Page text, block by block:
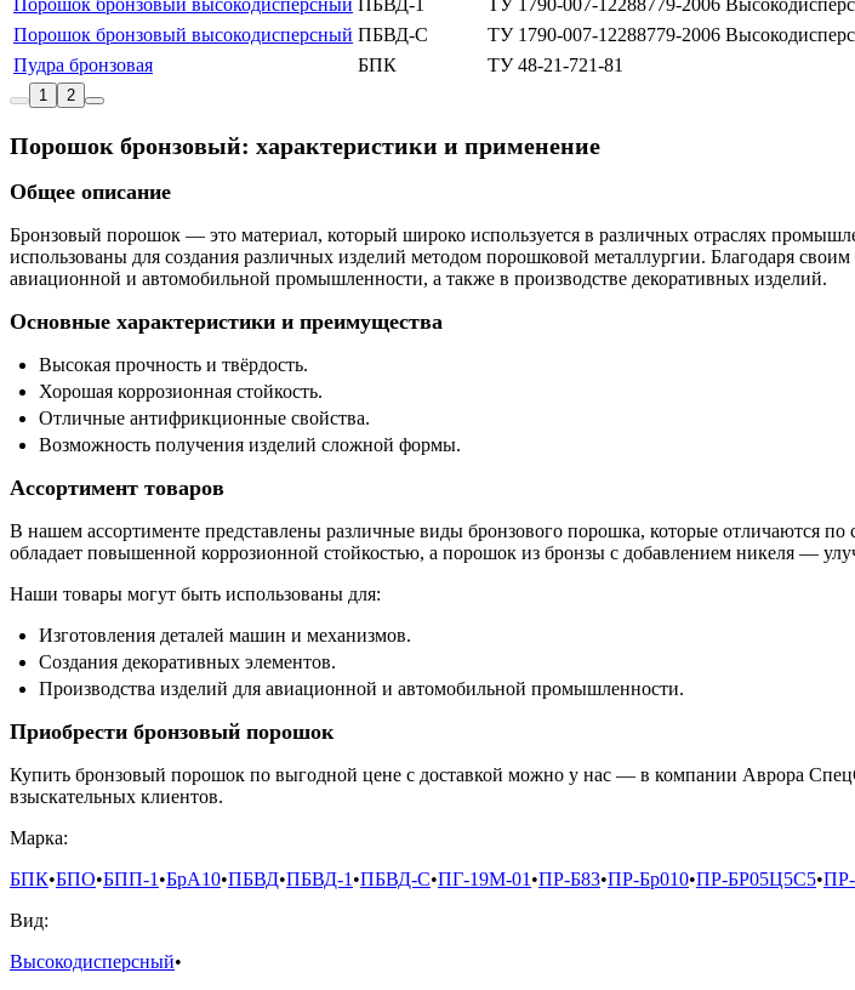
Порошок бронзовый высокодисперсный ПБВД-1 ТУ 1790-007-12288779-2006
Порошок бронзовый высокодисперсный ПБВД-С ТУ 1790-007-12288779-2006
Пудра бронзовая БПК ТУ 48-21-721-81
1
2
Порошок бронзовый: характеристики и применение
Общее описание
Бронзовый порошок — это материал, который широко используется в различных отраслях
использованы для создания различных изделий методом порошковой металлургии. Благодаря
авиационной и автомобильной промышленности, а также в производстве декоративных изделий.
Основные характеристики и преимущества
Высокая прочность и твёрдость.
Хорошая коррозионная стойкость.
Отличные антифрикционные свойства.
Возможность получения изделий сложной формы.
Ассортимент товаров
В нашем ассортименте представлены различные виды бронзового порошка, которые отличаются
обладает повышенной коррозионной стойкостью, а порошок из бронзы с добавлением никеля —
Наши товары могут быть использованы для:
Изготовления деталей машин и механизмов.
Создания декоративных элементов.
Производства изделий для авиационной и автомобильной промышленности.
Приобрести бронзовый порошок
Купить бронзовый порошок по выгодной цене с доставкой можно у нас — в компании Аврора
взыскательных клиентов.
Марка:
БПК•БПО•БПП-1•БрА10•ПБВД•ПБВД-1•ПБВД-С•ПГ-19М-01•ПР-Б83•ПР-Бр010•ПР-БР05Ц5С5•
Вид:
Высокодисперсный•